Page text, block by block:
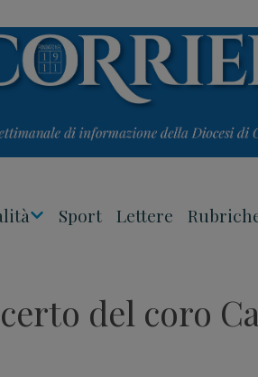
Sport Lettere
del coro